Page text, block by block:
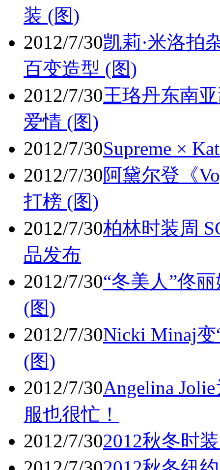
装 (图)
2012/7/30凯莉·米洛拍
百变造型 (图)
2012/7/30王珞丹东南
爱情 (图)
2012/7/30Supreme ×
2012/7/30阿黛尔登《
打榜 (图)
2012/7/30柏林时装周
品发布
2012/7/30“冬美人”佟
(图)
2012/7/30Nicki Minaj
(图)
2012/7/30Angelina
服也很忙！
2012/7/302012秋冬时